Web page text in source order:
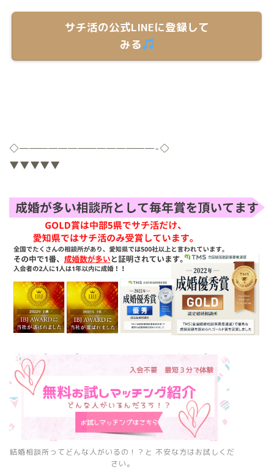
サチ活の公式LINEに登録して
みる
◇——————————————-◇
▼▼▼▼▼
結婚相談所ってどんな人がいるの！？と 不安な方はお試しくだ
さい。